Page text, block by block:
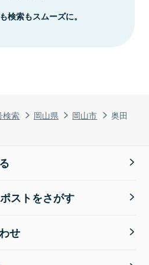
検索 岡山県 岡山市 奥田
検索もスムーズに。
ストをさがす
せ